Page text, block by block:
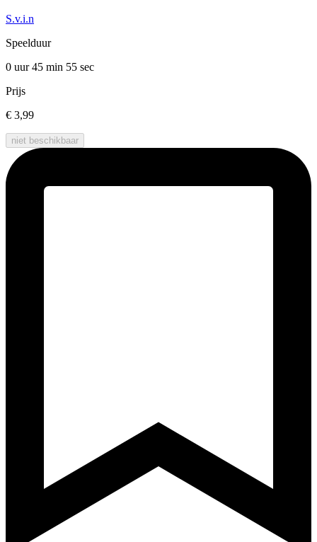
S.v.i.n
Speelduur
0 uur 45 min 55 sec
Prijs
€ 3,99
niet beschikbaar